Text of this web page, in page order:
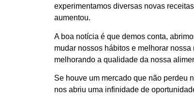
experimentamos diversas novas
aumentou.
A boa notícia é que demos conta,
mudar nossos hábitos e melhorar
melhorando a qualidade da nossa
Se houve um mercado que não perdeu
nos abriu uma infinidade de